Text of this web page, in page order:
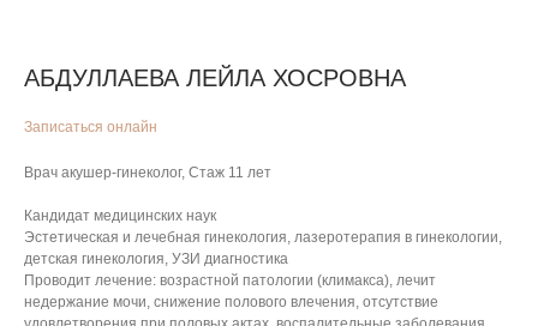
АБДУЛЛАЕВА ЛЕЙЛА ХОСРОВНА
Записаться онлайн
Врач акушер-гинеколог, Стаж 11 лет
Кандидат медицинских наук
Эстетическая и лечебная гинекология, лазеротерапия в гинекологии,
детская гинекология, УЗИ диагностика
Проводит лечение: возрастной патологии (климакса), лечит
недержание мочи, снижение полового влечения, отсутствие